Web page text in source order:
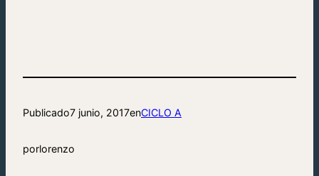
Publicado7 junio, 2017enCICLO A
porlorenzo